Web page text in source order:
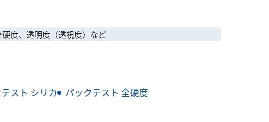
度、透明度（透視度）など
スト シリカ
パックテスト 全硬度